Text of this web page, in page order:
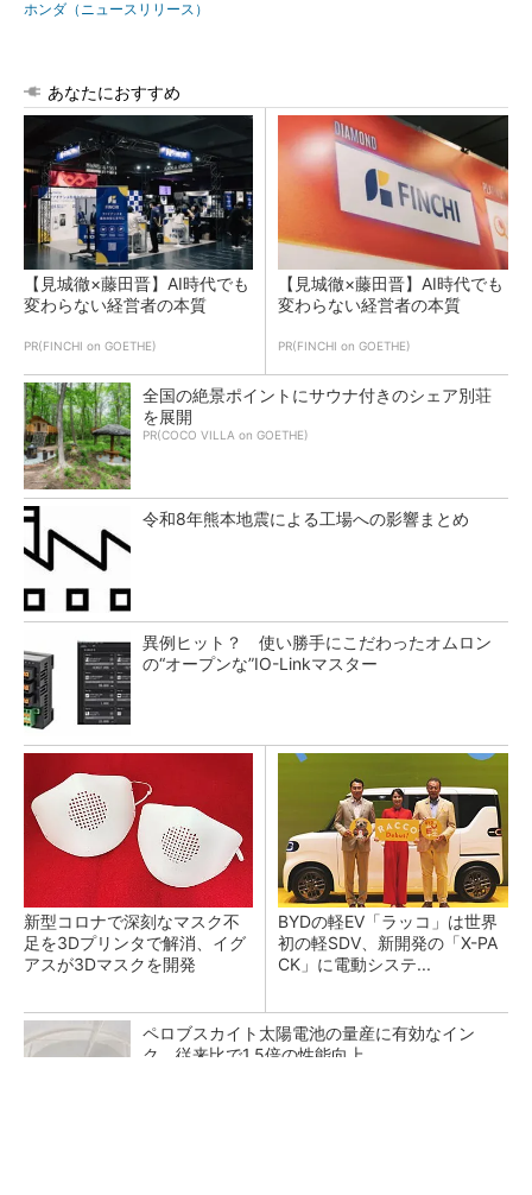
ホンダ（ニュースリリース）
あなたにおすすめ
【見城徹×藤田晋】AI時代でも
変わらない経営者の本質
PR(FINCHI on GOETHE)
【見城徹×藤田晋】AI時代でも
変わらない経営者の本質
PR(FINCHI on GOETHE)
全国の絶景ポイントにサウナ付きのシェア別荘
を展開
PR(COCO VILLA on GOETHE)
令和8年熊本地震による工場への影響まとめ
異例ヒット？ 使い勝手にこだわったオムロン
の“オープンな”IO-Linkマスター
新型コロナで深刻なマスク不
足を3Dプリンタで解消、イグ
アスが3Dマスクを開発
BYDの軽EV「ラッコ」は世界
初の軽SDV、新開発の「X-PA
CK」に電動システ...
ペロブスカイト太陽電池の量産に有効なイン
ク、従来比で1.5倍の性能向上